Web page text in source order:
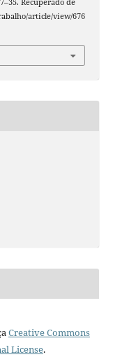
Recuperado de
article/view/676
Creative Commons
License.